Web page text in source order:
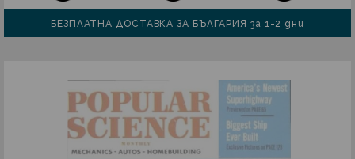
БЕЗПЛАТНА ДОСТАВКА ЗА БЪЛГАРИЯ за 1-2 дни